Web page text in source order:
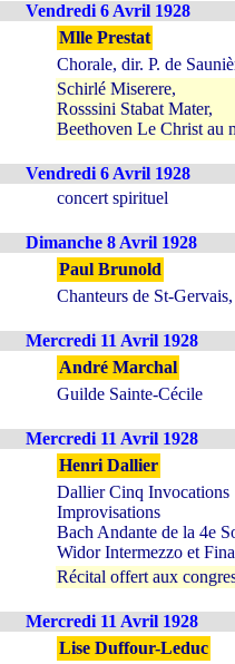
Vendredi 6 Avril 1928
Mlle Prestat
Chorale, dir. P. de
Schirlé Miserere,
Rosssini Stabat Mater,
Beethoven Le Christ au
Vendredi 6 Avril 1928
concert spirituel
Dimanche 8 Avril 1928
Paul Brunold
Chanteurs de St-
Mercredi 11 Avril 1928
André Marchal
Guilde Sainte-Cécile
Mercredi 11 Avril 1928
Henri Dallier
Dallier Cinq Invocations
Improvisations
Bach Andante de la 4e
Widor Intermezzo et
Récital offert aux
Mercredi 11 Avril 1928
Lise Duffour-Leduc